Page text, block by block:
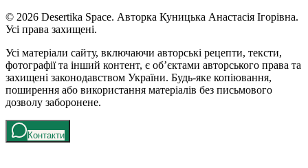
© 2026 Desertika Space. Авторка Куницька Анастасія Ігорівна.
Усі права захищені.
Усі матеріали сайту, включаючи авторські рецепти, тексти,
фотографії та інший контент, є об’єктами авторського права та
захищені законодавством України. Будь-яке копіювання,
поширення або використання матеріалів без письмового
дозволу заборонене.
Контакти